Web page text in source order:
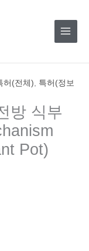
허(전체), 특허(정보
방 식부
Pot)